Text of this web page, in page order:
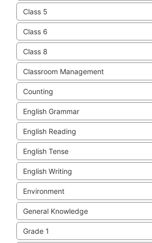
Class 5
Class 6
Class 8
Classroom Management
Counting
English Grammar
English Reading
English Tense
English Writing
Environment
General Knowledge
Grade 1